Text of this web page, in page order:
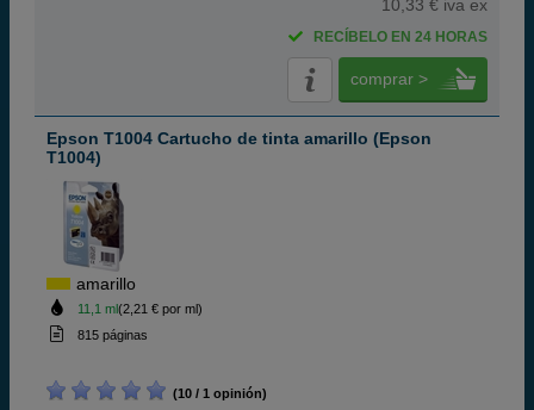
10,33 € iva ex
RECÍBELO EN 24 HORAS
comprar >
Epson T1004 Cartucho de tinta amarillo (Epson
T1004)
amarillo
11,1 ml(2,21 € por ml)
815 páginas
(10 / 1 opinión)